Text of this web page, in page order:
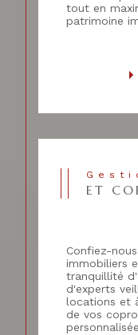
tout en
patrimoine
ET
Confiez-
immobiliers
tranquillité
d'experts
locations et
de vos